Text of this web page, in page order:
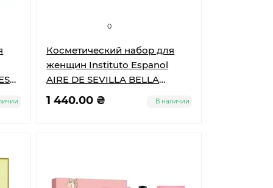
0
Косметический набор для
женщин Instituto Espanol
AIRE DE SEVILLA BELLA
(туал.вода + крем д/тела +
1 440.00 ₴ В наличии